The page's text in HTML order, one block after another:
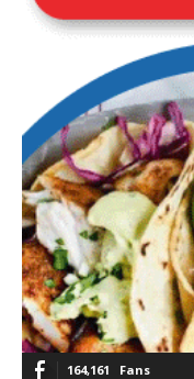
164,161 Fans